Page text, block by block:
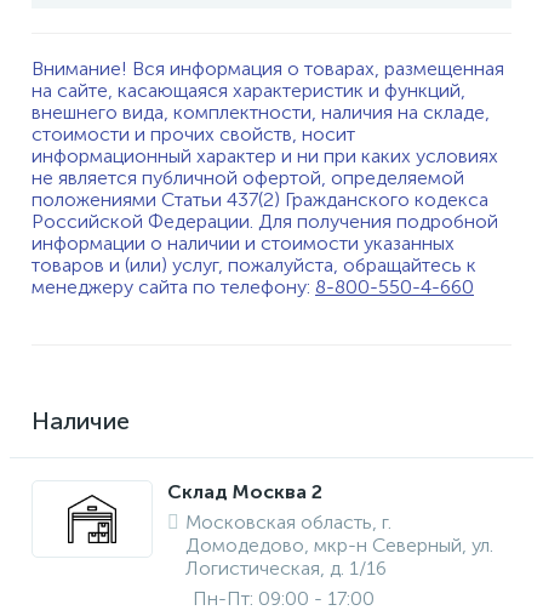
Внимание! Вся информация о товарах, размещенная
на сайте, касающаяся характеристик и функций,
внешнего вида, комплектности, наличия на складе,
стоимости и прочих свойств, носит
информационный характер и ни при каких условиях
не является публичной офертой, определяемой
положениями Статьи 437(2) Гражданского кодекса
Российской Федерации. Для получения подробной
информации о наличии и стоимости указанных
товаров и (или) услуг, пожалуйста, обращайтесь к
менеджеру сайта по телефону: 8-800-550-4-660
Наличие
Склад Москва 2
Московская область, г.
Домодедово, мкр-н Северный, ул.
Логистическая, д. 1/16
Пн-Пт: 09:00 - 17:00